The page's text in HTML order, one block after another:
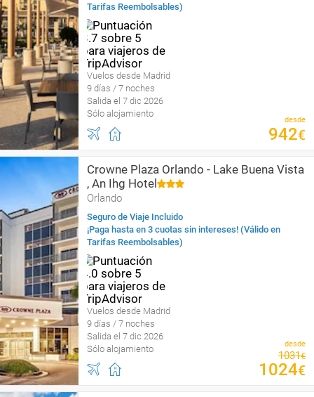
Tarifas Reembolsables)
Vuelos desde Madrid
9 días / 7 noches
Salida el 7 dic 2026
Sólo alojamiento
desde
942€
Crowne Plaza Orlando - Lake Buena Vista
, An Ihg Hotel
Orlando
Seguro de Viaje Incluido
¡Paga hasta en 3 cuotas sin intereses! (Válido en
Tarifas Reembolsables)
Vuelos desde Madrid
9 días / 7 noches
Salida el 7 dic 2026
Sólo alojamiento
desde
1031€
1024€